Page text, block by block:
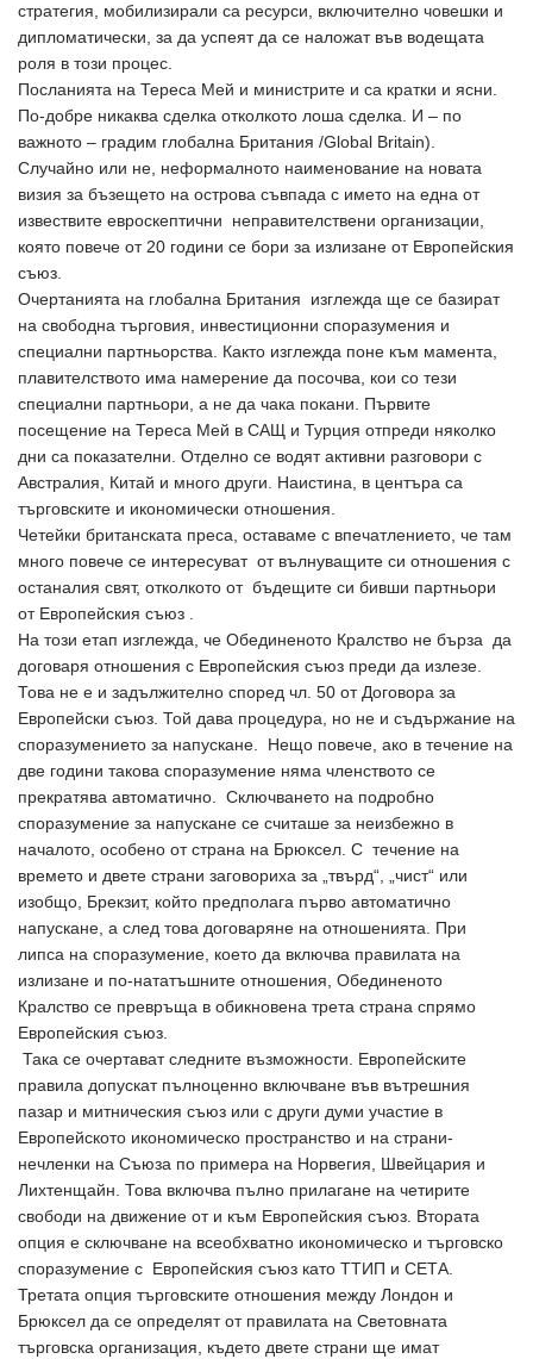
стратегия, мобилизирали са ресурси, включително човешки и
дипломатически, за да успеят да се наложат във водещата
роля в този процес.
Посланията на Тереса Мей и министрите и са кратки и ясни.
По-добре никаква сделка отколкото лоша сделка. И – по
важното – градим глобална Британия /Global Britain).
Случайно или не, неформалното наименование на новата
визия за бъзещето на острова съвпада с името на една от
извествите евроскептични неправителствени организации,
която повече от 20 години се бори за излизане от Европейския
съюз.
Очертанията на глобална Британия изглежда ще се базират
на свободна търговия, инвестиционни споразумения и
специални партньорства. Както изглежда поне към мамента,
плавителството има намерение да посочва, кои со тези
специални партньори, а не да чака покани. Първите
посещение на Тереса Мей в САЩ и Турция отпреди няколко
дни са показателни. Отделно се водят активни разговори с
Австралия, Китай и много други. Наистина, в центъра са
търговските и икономически отношения.
Четейки британската преса, оставаме с впечатлението, че там
много повече се интересуват от вълнуващите си отношения с
останалия свят, отколкото от бъдещите си бивши партньори
от Европейския съюз .
На този етап изглежда, че Обединеното Кралство не бърза да
договаря отношения с Европейския съюз преди да излезе.
Това не е и задължително според чл. 50 от Договора за
Европейски съюз. Той дава процедура, но не и съдържание на
споразумението за напускане. Нещо повече, ако в течение на
две години такова споразумение няма членството се
прекратява автоматично. Сключването на подробно
споразумение за напускане се считаше за неизбежно в
началото, особено от страна на Брюксел. С течение на
времето и двете страни заговориха за „твърд“, „чист“ или
изобщо, Брекзит, който предполага първо автоматично
напускане, а след това договаряне на отношенията. При
липса на споразумение, което да включва правилата на
излизане и по-нататъшните отношения, Обединеното
Кралство се превръща в обикновена трета страна спрямо
Европейския съюз.
Така се очертават следните възможности. Европейските
правила допускат пълноценно включване във вътрешния
пазар и митническия съюз или с други думи участие в
Европейското икономическо пространство и на страни-
нечленки на Съюза по примера на Норвегия, Швейцария и
Лихтенщайн. Това включва пълно прилагане на четирите
свободи на движение от и към Европейския съюз. Втората
опция е сключване на всеобхватно икономическо и търговско
споразумение с Европейския съюз като ТТИП и СЕТА.
Третата опция търговските отношения между Лондон и
Брюксел да се определят от правилата на Световната
търговска организация, където двете страни ще имат